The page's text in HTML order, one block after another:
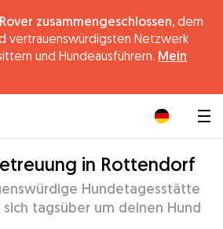
zusammengeschlossen, dem
vertrauenswürdigsten Netzwerk
und Hundeausführern. Mein
in Rottendorf
Hundetagesstätte
tagsüber um deinen Hund